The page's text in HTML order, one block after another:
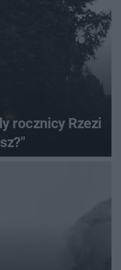
rocznicy Rzezi